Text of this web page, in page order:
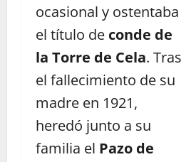
ocasional y ostentaba
el título de conde de
la Torre de Cela. Tras
el fallecimiento de su
madre en 1921,
heredó junto a su
familia el Pazo de